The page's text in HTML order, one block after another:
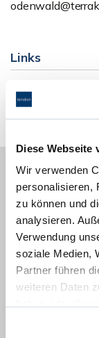
Diese Webseite
Wir verwenden
personalisieren,
zu können und
analysieren.
Verwendung
soziale Medien,
Partner führen
weiteren Daten
Links
Homepage